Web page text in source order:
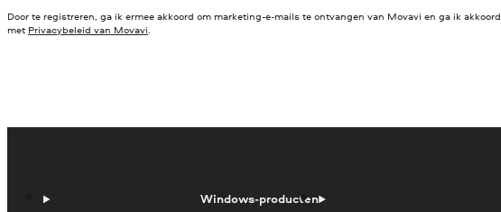
Door te registreren, ga ik ermee akkoord om marketing-e-mails te ontvangen van Movavi en ga ik akkoord
met Privacybeleid van Movavi
Windows-producten